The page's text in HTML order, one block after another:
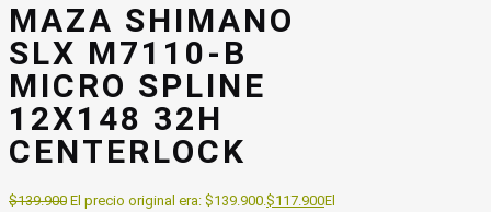
MAZA SHIMANO
SLX M7110-B
MICRO SPLINE
12X148 32H
CENTERLOCK
$139.900 El precio original era: $139.900.$117.900El